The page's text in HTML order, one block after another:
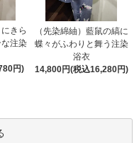
きら
注染
円)
（先染綿紬）藍鼠の縞に
蝶々がふわりと舞う注染
浴衣
14,800円(税込16,280円)